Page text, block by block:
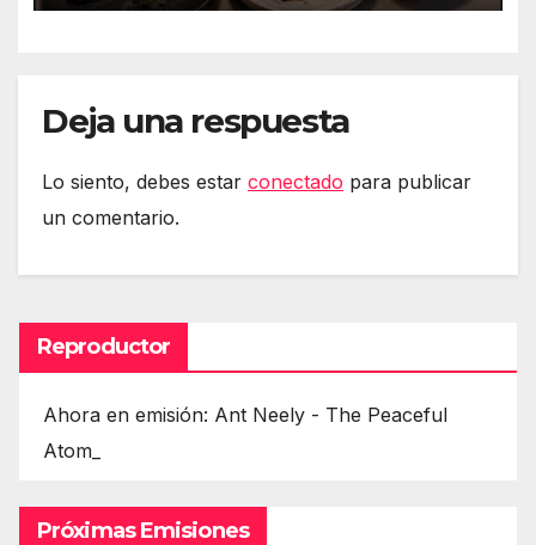
isuna Temuri
Deja una respuesta
Lo siento, debes estar conectado para publicar
un comentario.
Reproductor
Ahora en emisión: Ant Neely - The Peaceful
Atom_
Próximas Emisiones